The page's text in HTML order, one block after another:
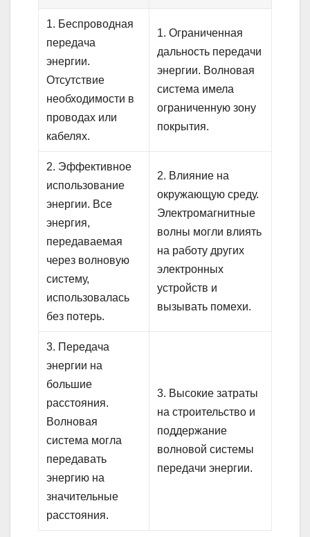
1. Беспроводная
передача
энергии.
Отсутствие
необходимости в
проводах или
кабелях.
1. Ограниченная
дальность передачи
энергии. Волновая
система имела
ограниченную зону
покрытия.
2. Эффективное
использование
энергии. Все
энергия,
передаваемая
через волновую
систему,
использовалась
без потерь.
2. Влияние на
окружающую среду.
Электромагнитные
волны могли влиять
на работу других
электронных
устройств и
вызывать помехи.
3. Передача
энергии на
большие
расстояния.
Волновая
система могла
передавать
энергию на
значительные
расстояния.
3. Высокие затраты
на строительство и
поддержание
волновой системы
передачи энергии.